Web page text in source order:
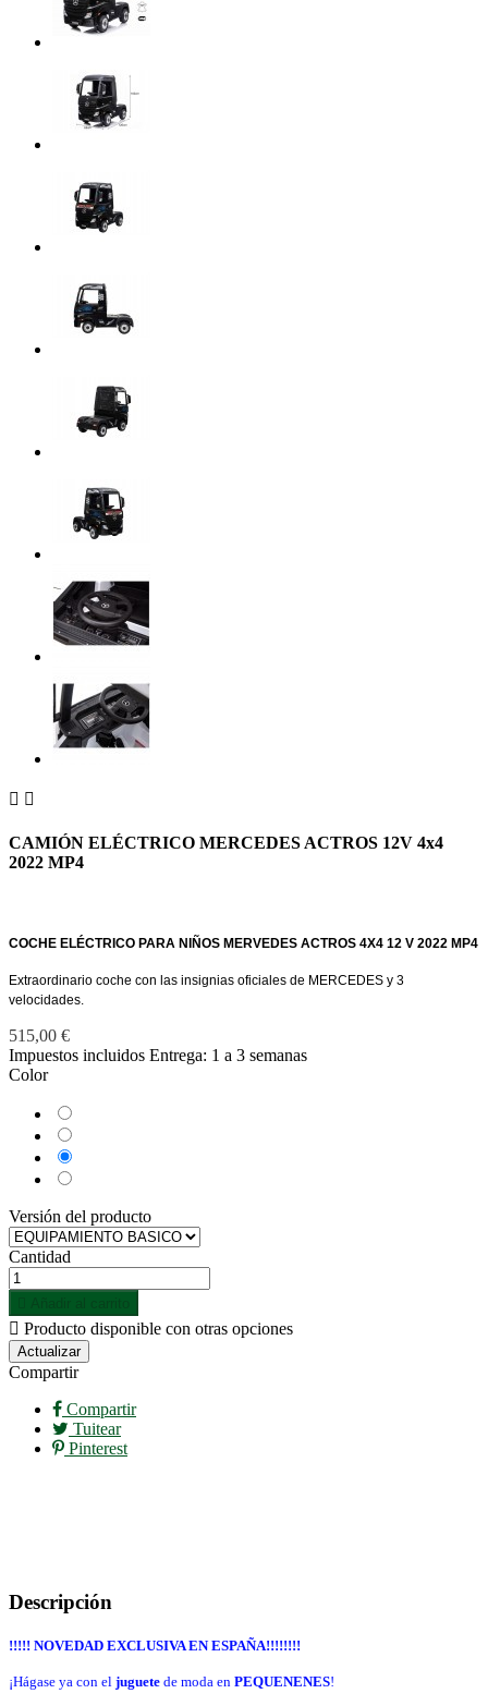
 
CAMIÓN ELÉCTRICO MERCEDES ACTROS 12V 4x4
2022 MP4
COCHE ELÉCTRICO PARA NIÑOS MERVEDES ACTROS 4X4 12 V 2022 MP4
Extraordinario coche con las insignias oficiales de MERCEDES y 3
velocidades.
515,00 €
Impuestos incluidos Entrega: 1 a 3 semanas
Color
Versión del producto
Cantidad
 Producto disponible con otras opciones
Compartir
Compartir
Tuitear
Pinterest
Descripción
!!!!! NOVEDAD EXCLUSIVA EN ESPAÑA!!!!!!!!
¡Hágase ya con el juguete de moda en PEQUENENES!